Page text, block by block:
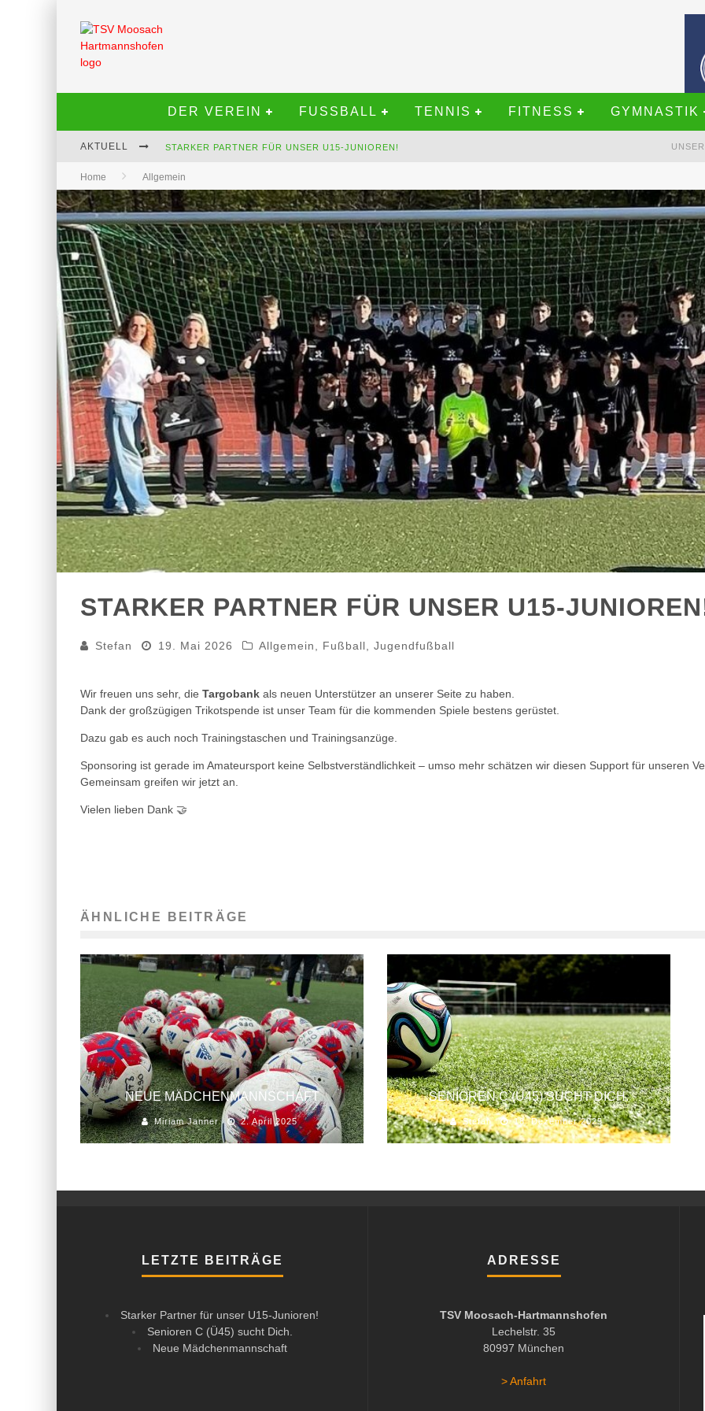
DER VEREIN FUSSBALL TENNIS FITNESS GYMNASTIK
AKTUELL STARKER PARTNER FÜR UNSER U15-JUNIOREN!
SENIOREN C (Ü45) SUCHT DICH.
NEUE MÄDCHENMANNSCHAFT
Home Allgemein
STARKER PARTNER FÜR UNSER U15-
Stefan 19. Mai 2026 Allgemein Fußball Jugendfußball
Wir freuen uns sehr, die Targobank als neuen Unterstützer an unserer Seite zu haben.
Dank der großzügigen Trikotspende ist unser Team für die kommenden Spiele bestens gerüstet.
Dazu gab es auch noch Trainingstaschen und Trainingsanzüge.
​Sponsoring ist gerade im Amateursport keine Selbstverständlichkeit – umso mehr schätzen wir diesen Support für unseren
Gemeinsam greifen wir jetzt an.
Vielen lieben Dank 🤝
ÄHNLICHE BEITRÄGE
NEUE MÄDCHENMANNSCHAFT
Miriam Janner 2. April 2025
SENIOREN C (Ü45) SUCHT DICH.
Stefan 18. Dezember 2025
LETZTE BEITRÄGE
Starker Partner für unser U15-Junioren!
Senioren C (Ü45) sucht Dich.
Neue Mädchenmannschaft
ADRESSE
TSV Moosach-Hartmannshofen
Lechelstr. 35
80997 München
> Anfahrt